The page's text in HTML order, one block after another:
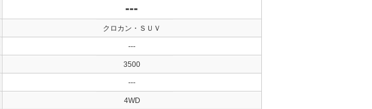
---
クロカン・ＳＵＶ
---
3500
---
4WD